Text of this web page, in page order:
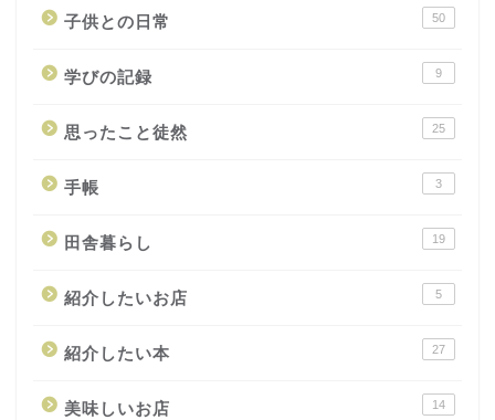
子供との日常 50
学びの記録 9
思ったこと徒然 25
手帳 3
田舎暮らし 19
紹介したいお店 5
紹介したい本 27
美味しいお店 14